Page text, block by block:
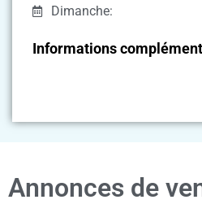
Dimanche:
Informations
Annonces de